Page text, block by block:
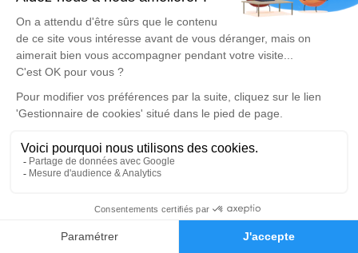
Faire-part Hommages
d'expression dédié à honorer la mémoire de Marie
Thérèse BREARD.
Un service de plantation d’arbre hommage est
disponible ici.
Je rends hommage
Cérémonie civile
Crématorium du Pays d'Eure de Évreux
27000 Évreux